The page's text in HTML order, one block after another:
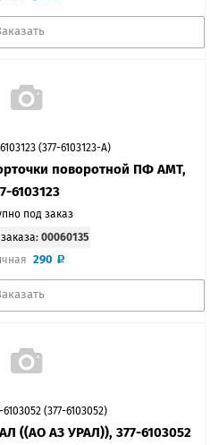
(377-6103123-А)
поворотной ПФ АМТ,
6103123
под заказ
00060135
290
(377-6103052)
((АО АЗ УРАЛ)), 377-6103052